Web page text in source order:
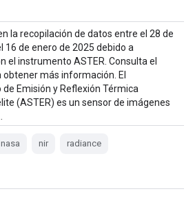
la recopilación de datos entre el 28 de
16 de enero de 2025 debido a
el instrumento ASTER. Consulta el
obtener más información. El
Emisión y Reflexión Térmica
(ASTER) es un sensor de imágenes
nasa nir radiance